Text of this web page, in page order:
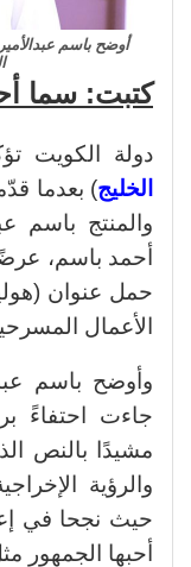
أوضح باسم
كتبت: سما
دولة الكويت
الخليج) بعدما
والمنتج باسم
أحمد باسم،
حمل عنوان
الأعمال
وأوضح باسم
جاءت احتفاءً
مشيدًا بالنص
والرؤية
حيث نجحا في
أحبها الجمهور